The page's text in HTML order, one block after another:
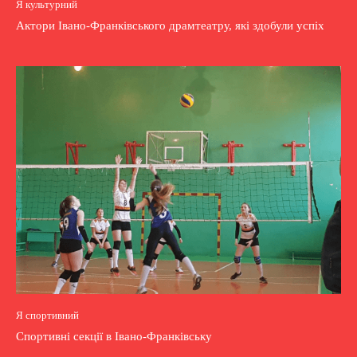
Я культурний
Актори Івано-Франківського драмтеатру, які здобули успіх
Я спортивний
Спортивні секції в Івано-Франківську